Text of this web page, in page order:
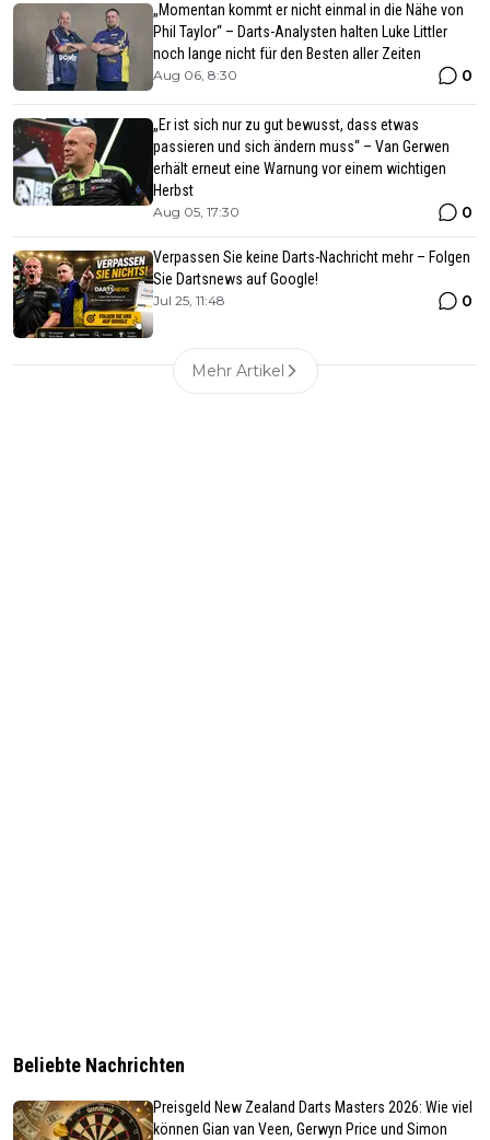
„Momentan kommt er nicht einmal in die Nähe von
Phil Taylor“ – Darts-Analysten halten Luke Littler
noch lange nicht für den Besten aller Zeiten
Aug 06, 8:30 0
„Er ist sich nur zu gut bewusst, dass etwas
passieren und sich ändern muss“ – Van Gerwen
erhält erneut eine Warnung vor einem wichtigen
Herbst
Aug 05, 17:30 0
Verpassen Sie keine Darts-Nachricht mehr – Folgen
Sie Dartsnews auf Google!
Jul 25, 11:48 0
Mehr Artikel
Beliebte Nachrichten
Preisgeld New Zealand Darts Masters 2026: Wie viel
können Gian van Veen, Gerwyn Price und Simon